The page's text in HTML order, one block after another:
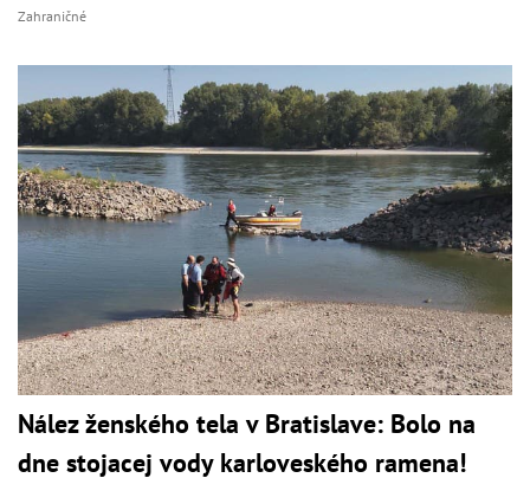
Zahraničné
Nález ženského tela v Bratislave: Bolo na
dne stojacej vody karloveského ramena!